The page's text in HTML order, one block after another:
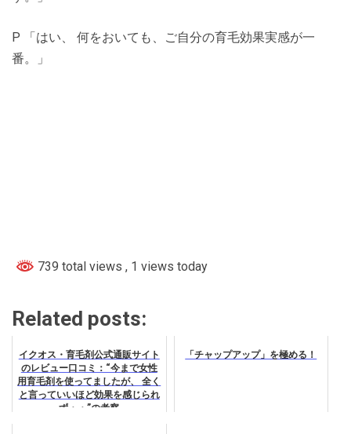
P 「はい、 何をおいても、ご自分の育毛効果実感が一
番。」
739 total views , 1 views today
Related posts:
イクオス・育毛剤公式通販サイト
のレビュー口コミ：“今まで女性
用育毛剤を使ってましたが、 全く
と言っていいほど効果を感じられ
ず・・”の考察
「チャップアップ」を極める！